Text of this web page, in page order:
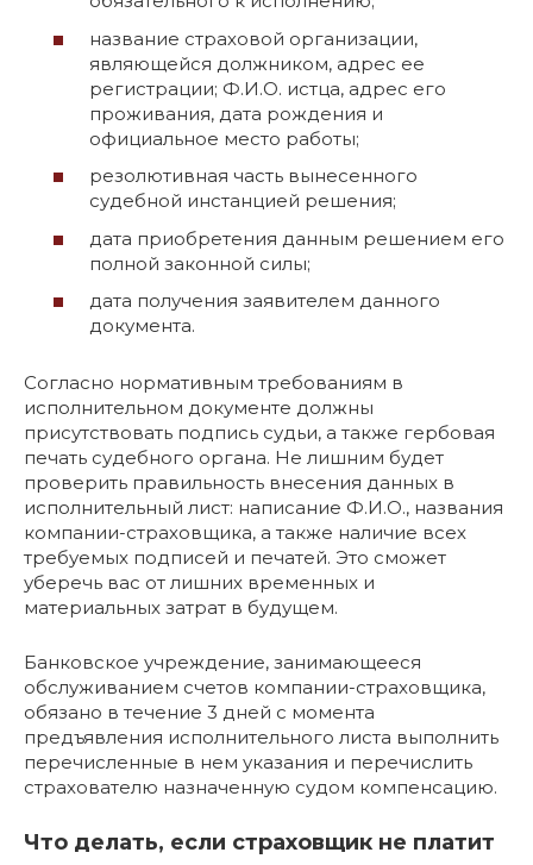
название страховой организации,
являющейся должником, адрес ее
регистрации; Ф.И.О. истца, адрес его
проживания, дата рождения и
официальное место работы;
резолютивная часть вынесенного
судебной инстанцией решения;
дата приобретения данным решением его
полной законной силы;
дата получения заявителем данного
документа.
Согласно нормативным требованиям в
исполнительном документе должны
присутствовать подпись судьи, а также гербовая
печать судебного органа. Не лишним будет
проверить правильность внесения данных в
исполнительный лист: написание Ф.И.О., названия
компании-страховщика, а также наличие всех
требуемых подписей и печатей. Это сможет
уберечь вас от лишних временных и
материальных затрат в будущем.
Банковское учреждение, занимающееся
обслуживанием счетов компании-страховщика,
обязано в течение 3 дней с момента
предъявления исполнительного листа выполнить
перечисленные в нем указания и перечислить
страхователю назначенную судом компенсацию.
Что делать, если страховщик не платит